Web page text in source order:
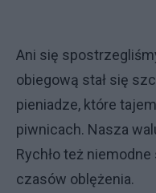
Ani się
obiegową stał się
pieniadze, które
piwnicach. Nasza
Rychło też
czasów oblężenia.